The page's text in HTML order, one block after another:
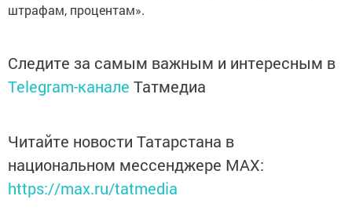
штрафам, процентам».
Следите за самым важным и интересным в
Telegram-канале Татмедиа
Читайте новости Татарстана в
национальном мессенджере MАХ:
https://max.ru/tatmedia